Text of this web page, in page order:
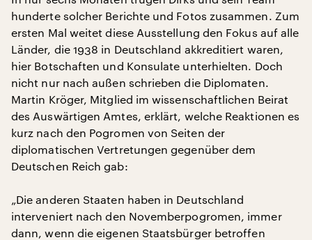
hunderte solcher Berichte und Fotos zusammen. Zum
ersten Mal weitet diese Ausstellung den Fokus auf alle
Länder, die 1938 in Deutschland akkreditiert waren,
hier Botschaften und Konsulate unterhielten. Doch
nicht nur nach außen schrieben die Diplomaten.
Martin Kröger, Mitglied im wissenschaftlichen Beirat
des Auswärtigen Amtes, erklärt, welche Reaktionen es
kurz nach den Pogromen von Seiten der
diplomatischen Vertretungen gegenüber dem
Deutschen Reich gab:
„Die anderen Staaten haben in Deutschland
interveniert nach den Novemberpogromen, immer
dann, wenn die eigenen Staatsbürger betroffen